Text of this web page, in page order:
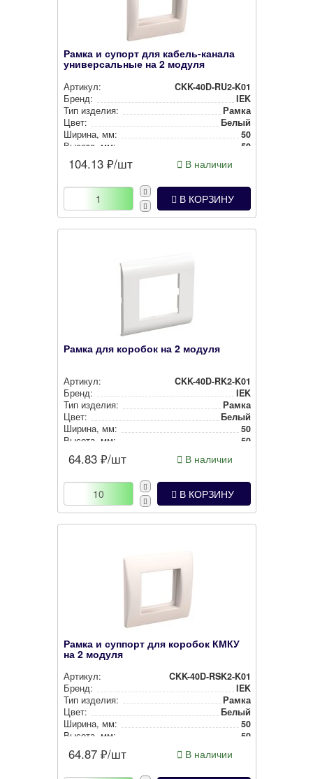
Рамка и супорт для кабель-канала
универсальные на 2 модуля
Артикул:
CKK-40D-RU2-K01
Бренд:
IEK
Тип изделия:
Рамка
Цвет:
Белый
Ширина, мм:
50
Высота, мм:
50
104.13 ₽/шт В наличии
В КОРЗИНУ
Рамка для коробок на 2 модуля
Артикул:
CKK-40D-RK2-K01
Бренд:
IEK
Тип изделия:
Рамка
Цвет:
Белый
Ширина, мм:
50
Высота, мм:
50
64.83 ₽/шт В наличии
В КОРЗИНУ
Рамка и суппорт для коробок КМКУ
на 2 модуля
Артикул:
CKK-40D-RSK2-K01
Бренд:
IEK
Тип изделия:
Рамка
Цвет:
Белый
Ширина, мм:
50
Высота, мм:
50
64.87 ₽/шт В наличии